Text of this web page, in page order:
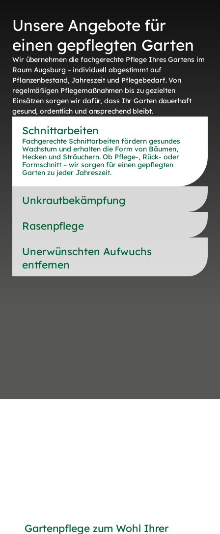
Unsere Angebote für
einen gepflegten Garten
Wir übernehmen die fachgerechte Pflege Ihres Gartens im
Raum Augsburg – individuell abgestimmt auf
Pflanzenbestand, Jahreszeit und Pflegebedarf. Von
regelmäßigen Pflegemaßnahmen bis zu gezielten
Einsätzen sorgen wir dafür, dass Ihr Garten dauerhaft
gesund, ordentlich und ansprechend bleibt.
Schnittarbeiten
Fachgerechte Schnittarbeiten fördern gesundes
Wachstum und erhalten die Form von Bäumen,
Hecken und Sträuchern. Ob Pflege-, Rück- oder
Formschnitt – wir sorgen für einen gepflegten
Garten zu jeder Jahreszeit.
Unkrautbekämpfung
Rasenpflege
Unerwünschten Aufwuchs
entfernen
Gartenpflege zum Wohl Ihrer